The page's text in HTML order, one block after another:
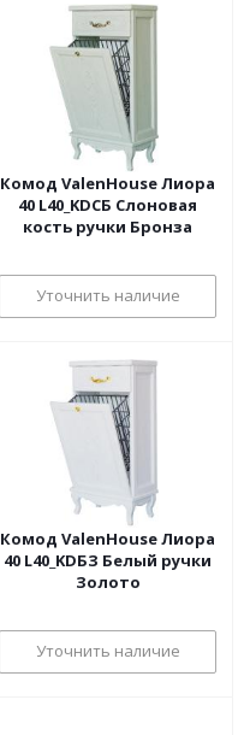
Комод ValenHouse Лиора
40 L40_KDСБ Слоновая
кость ручки Бронза
Уточнить наличие
Комод ValenHouse Лиора
40 L40_KDБЗ Белый ручки
Золото
Уточнить наличие